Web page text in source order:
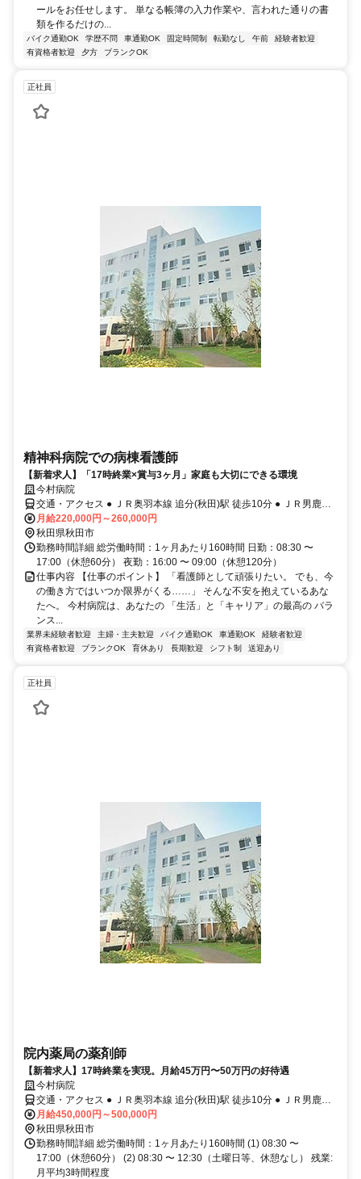
ールをお任せします。 単なる帳簿の入力作業や、言われた通りの書
類を作るだけの...
バイク通勤OK 学歴不問 車通勤OK 固定時間制 転勤なし 午前
経験者歓迎
有資格者歓迎
夕方 ブランクOK
正社員
精神科病院での病棟看護師
【新着求人】「17時終業×賞与3ヶ月」家庭も大切にできる環境
今村病院
交通・アクセス ● ＪＲ奥羽本線 追分(秋田)駅 徒歩10分 ● ＪＲ男鹿線
追分(秋田)駅 徒歩10分
月給220,000円～260,000円
秋田県秋田市
勤務時間詳細 総労働時間：1ヶ月あたり160時間 日勤：08:30 〜
17:00（休憩60分） 夜勤：16:00 〜 09:00（休憩120分）
仕事内容 【仕事のポイント】 「看護師として頑張りたい。 でも、今
の働き方ではいつか限界がくる……」 そんな不安を抱えているあな
たへ。 今村病院は、あなたの 「生活」と「キャリア」の最高の バラ
ンス...
業界未経験者歓迎 主婦・主夫歓迎 バイク通勤OK 車通勤OK
経験者歓迎
有資格者歓迎
ブランクOK 育休あり 長期歓迎 シフト制 送迎あり
正社員
院内薬局の薬剤師
【新着求人】17時終業を実現。月給45万円〜50万円の好待遇
今村病院
交通・アクセス ● ＪＲ奥羽本線 追分(秋田)駅 徒歩10分 ● ＪＲ男鹿線
追分(秋田)駅 徒歩10分
月給450,000円～500,000円
秋田県秋田市
勤務時間詳細 総労働時間：1ヶ月あたり160時間 (1) 08:30 〜
17:00（休憩60分） (2) 08:30 〜 12:30（土曜日等、休憩なし） 残業:
月平均3時間程度